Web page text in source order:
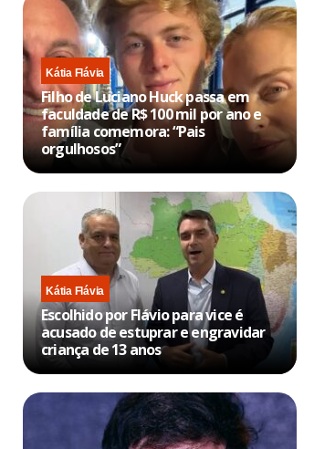
Kátia Flávia
Filho de Luciano Huck passa em
faculdade de R$ 100 mil por ano e
família comemora: “Pais
orgulhosos”
Kátia Flávia
Escolhido por Flávio para vice é
acusado de estuprar e engravidar
criança de 13 anos